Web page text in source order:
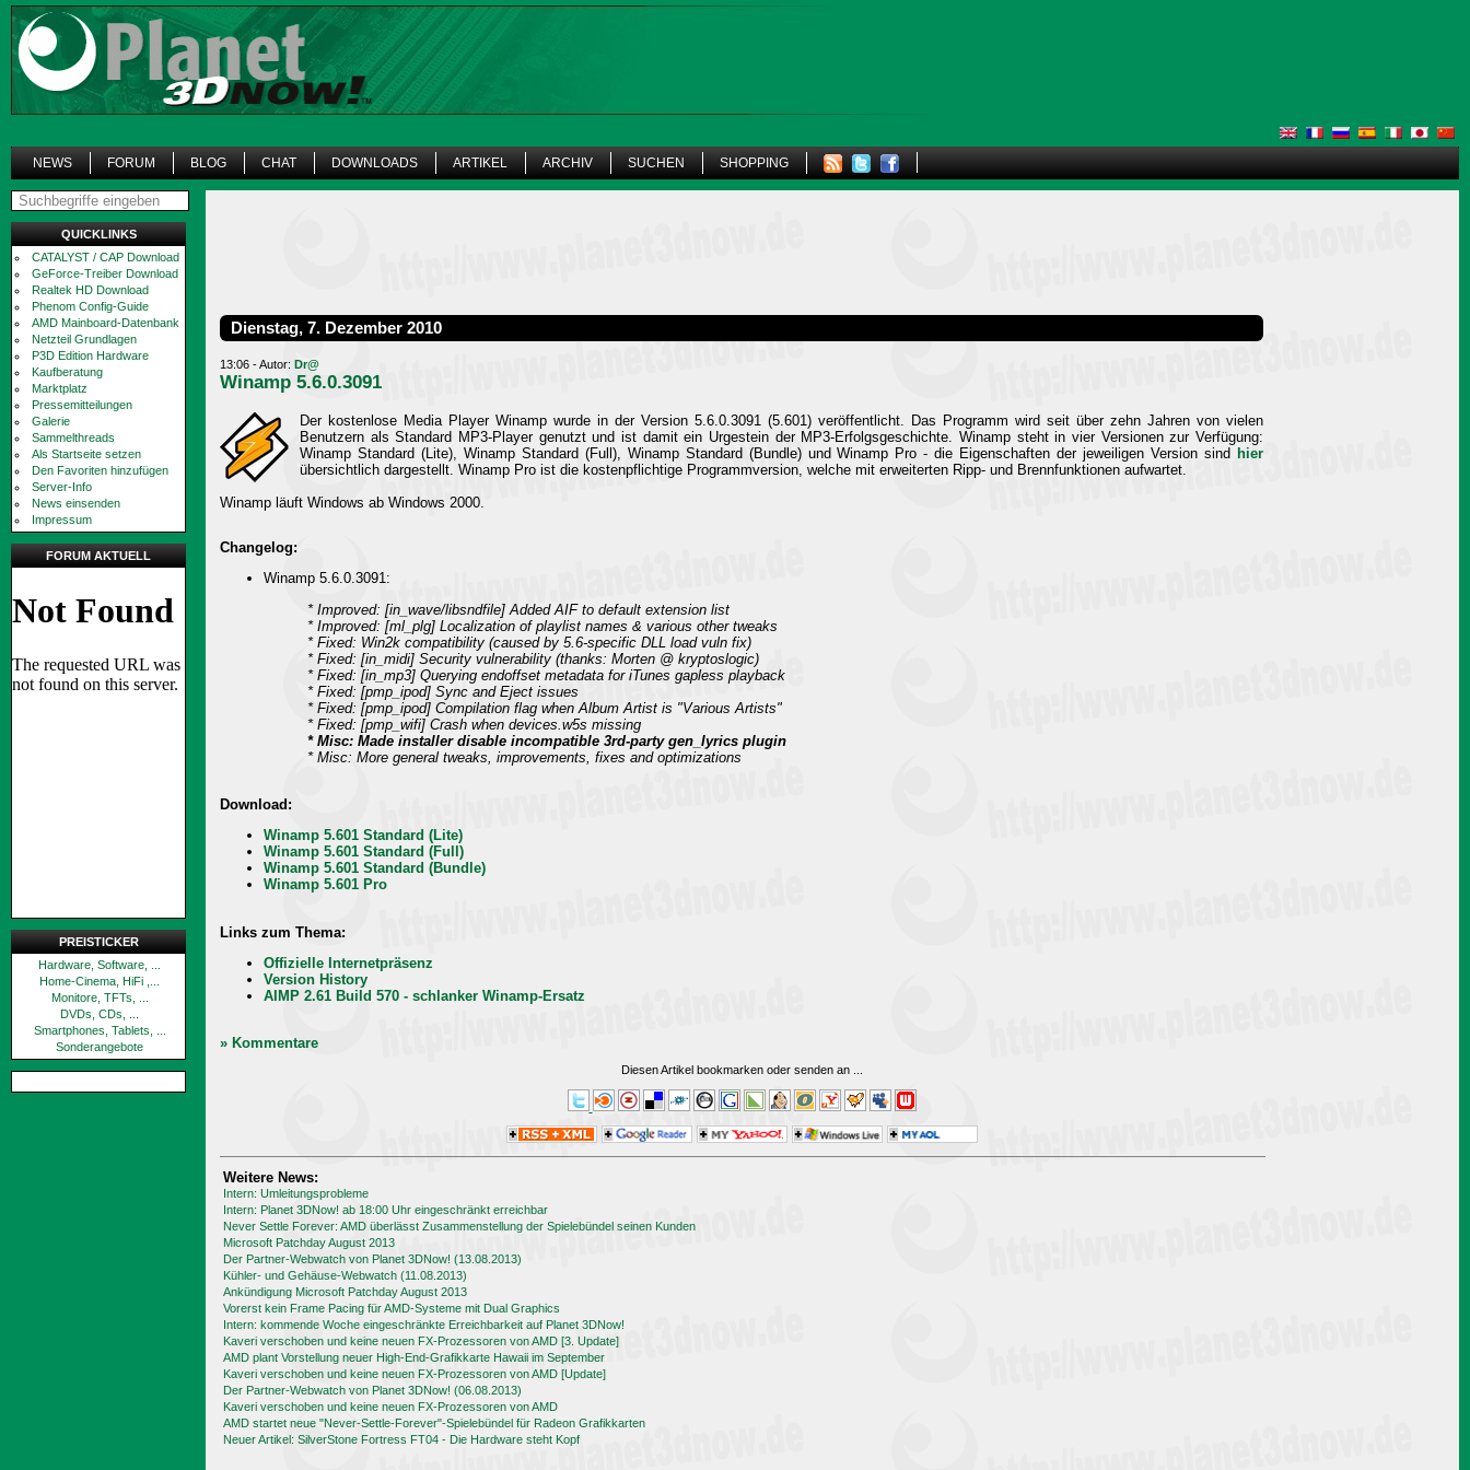
NEWS FORUM BLOG CHAT DOWNLOADS ARTIKEL ARCHIV SUCHEN SHOPPING
QUICKLINKS
CATALYST / CAP Download
GeForce-Treiber Download
Realtek HD Download
Phenom Config-Guide
AMD Mainboard-Datenbank
Netzteil Grundlagen
P3D Edition Hardware
Kaufberatung
Marktplatz
Pressemitteilungen
Galerie
Sammelthreads
Als Startseite setzen
Den Favoriten hinzufügen
Server-Info
News einsenden
Impressum
FORUM AKTUELL
PREISTICKER
Hardware, Software, ...
Home-Cinema, HiFi ,...
Monitore, TFTs, ...
DVDs, CDs, ...
Smartphones, Tablets, ...
Sonderangebote
Dienstag, 7. Dezember 2010
13:06 - Autor: Dr@
Winamp 5.6.0.3091
Der kostenlose Media Player Winamp wurde in der Version 5.6.0.3091 (5.601) veröffentlicht. Das Programm wird seit über zehn Jahren von vielen
Benutzern als Standard MP3-Player genutzt und ist damit ein Urgestein der MP3-Erfolgsgeschichte. Winamp steht in vier Versionen zur Verfügung:
Winamp Standard (Lite), Winamp Standard (Full), Winamp Standard (Bundle) und Winamp Pro - die Eigenschaften der jeweiligen Version sind hier
übersichtlich dargestellt. Winamp Pro ist die kostenpflichtige Programmversion, welche mit erweiterten Ripp- und Brennfunktionen aufwartet.
Winamp läuft Windows ab Windows 2000.
Changelog:
Winamp 5.6.0.3091:
* Improved: [in_wave/libsndfile] Added AIF to default extension list
* Improved: [ml_plg] Localization of playlist names & various other tweaks
* Fixed: Win2k compatibility (caused by 5.6-specific DLL load vuln fix)
* Fixed: [in_midi] Security vulnerability (thanks: Morten @ kryptoslogic)
* Fixed: [in_mp3] Querying endoffset metadata for iTunes gapless playback
* Fixed: [pmp_ipod] Sync and Eject issues
* Fixed: [pmp_ipod] Compilation flag when Album Artist is "Various Artists"
* Fixed: [pmp_wifi] Crash when devices.w5s missing
* Misc: Made installer disable incompatible 3rd-party gen_lyrics plugin
* Misc: More general tweaks, improvements, fixes and optimizations
Download:
Winamp 5.601 Standard (Lite)
Winamp 5.601 Standard (Full)
Winamp 5.601 Standard (Bundle)
Winamp 5.601 Pro
Links zum Thema:
Offizielle Internetpräsenz
Version History
AIMP 2.61 Build 570 - schlanker Winamp-Ersatz
» Kommentare
Diesen Artikel bookmarken oder senden an
Weitere News:
Intern: Umleitungsprobleme
Intern: Planet 3DNow! ab 18:00 Uhr eingeschränkt erreichbar
Never Settle Forever: AMD überlässt Zusammenstellung der Spielebündel seinen Kunden
Microsoft Patchday August 2013
Der Partner-Webwatch von Planet 3DNow! (13.08.2013)
Kühler- und Gehäuse-Webwatch (11.08.2013)
Ankündigung Microsoft Patchday August 2013
Vorerst kein Frame Pacing für AMD-Systeme mit Dual Graphics
Intern: kommende Woche eingeschränkte Erreichbarkeit auf Planet 3DNow!
Kaveri verschoben und keine neuen FX-Prozessoren von AMD [3. Update]
AMD plant Vorstellung neuer High-End-Grafikkarte Hawaii im September
Kaveri verschoben und keine neuen FX-Prozessoren von AMD [Update]
Der Partner-Webwatch von Planet 3DNow! (06.08.2013)
Kaveri verschoben und keine neuen FX-Prozessoren von AMD
AMD startet neue "Never-Settle-Forever"-Spielebündel für Radeon Grafikkarten
Neuer Artikel: SilverStone Fortress FT04 - Die Hardware steht Kopf